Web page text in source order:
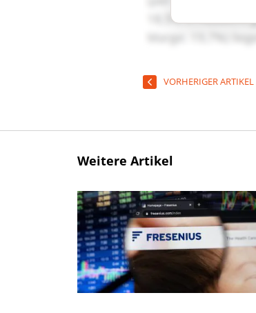
VORHERIGER ARTIKEL
Weitere Artikel